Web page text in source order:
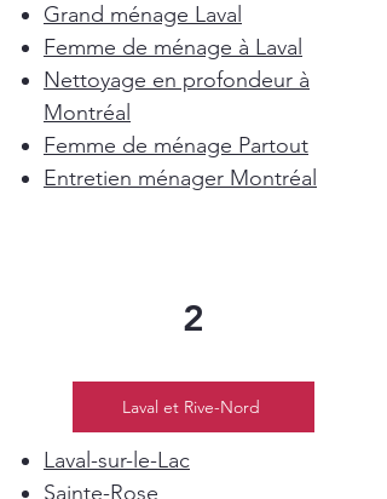
Grand ménage Laval
Femme de ménage à Laval
Nettoyage en profondeur à
Montréal
Femme de ménage Partout
Entretien ménager Montréal
2
Laval et Rive-Nord
Laval-sur-le-Lac
Sainte-Rose